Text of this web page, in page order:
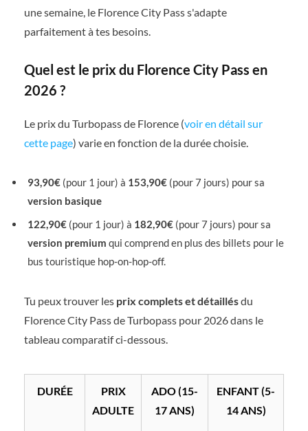
une semaine, le Florence City Pass s'adapte
parfaitement à tes besoins.
Quel est le prix du Florence City Pass en
2026 ?
Le prix du Turbopass de Florence (voir en détail sur
cette page) varie en fonction de la durée choisie.
93,90€ (pour 1 jour) à 153,90€ (pour 7 jours) pour sa
version basique
122,90€ (pour 1 jour) à 182,90€ (pour 7 jours) pour sa
version premium qui comprend en plus des billets pour le
bus touristique hop-on-hop-off.
Tu peux trouver les prix complets et détaillésdu
Florence City Pass de Turbopass pour 2026 dans le
tableau comparatif ci-dessous.
DURÉE
PRIX
ADULTE
ADO (15-
17 ANS)
ENFANT (5-
14 ANS)